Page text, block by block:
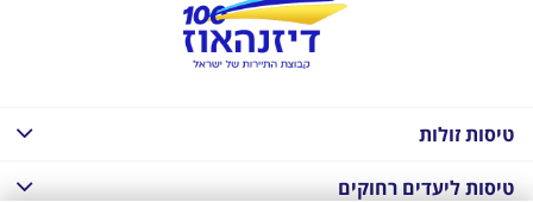
טיסות זולות
טיסות ליעדים רחוקים